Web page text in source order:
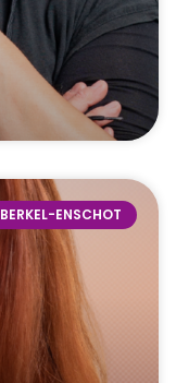
BERKEL-ENSCHOT